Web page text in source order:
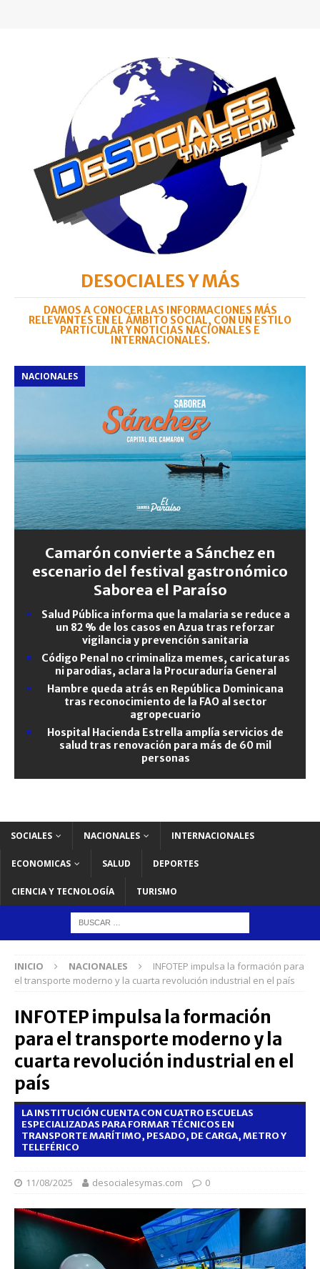
DESOCIALES Y MÁS
DAMOS A CONOCER LAS INFORMACIONES MÁS
RELEVANTES EN EL ÁMBITO SOCIAL, CON UN ESTILO
PARTICULAR Y NOTICIAS NACIONALES E
INTERNACIONALES.
NACIONALES
Camarón convierte a Sánchez en
escenario del festival gastronómico
Saborea el Paraíso
Salud Pública informa que la malaria se reduce a
un 82 % de los casos en Azua tras reforzar
vigilancia y prevención sanitaria
Código Penal no criminaliza memes, caricaturas
ni parodias, aclara la Procuraduría General
Hambre queda atrás en República Dominicana
tras reconocimiento de la FAO al sector
agropecuario
Hospital Hacienda Estrella amplía servicios de
salud tras renovación para más de 60 mil
personas
SOCIALES NACIONALES INTERNACIONALES
ECONOMICAS SALUD DEPORTES
CIENCIA Y TECNOLOGÍA TURISMO
INICIO NACIONALES
INFOTEP impulsa la formación para
el transporte moderno y la cuarta revolución industrial en el país
INFOTEP impulsa la formación
para el transporte moderno y la
cuarta revolución industrial en el
país
LA INSTITUCIÓN CUENTA CON CUATRO ESCUELAS
ESPECIALIZADAS PARA FORMAR TÉCNICOS EN
TRANSPORTE MARÍTIMO, PESADO, DE CARGA, METRO Y
TELEFÉRICO
11/08/2025 desocialesymas.com 0